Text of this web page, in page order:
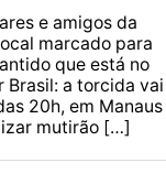
e amigos da
marcado para
que está no
Brasil: a torcida vai
20h, em Manaus
mutirão […]